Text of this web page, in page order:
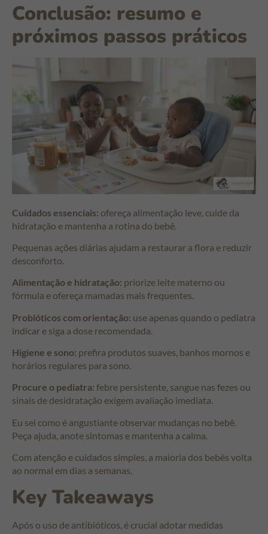
Conclusão: resumo e
próximos passos práticos
Cuidados essenciais: ofereça alimentação leve, cuide da
hidratação e mantenha a rotina do bebê.
Pequenas ações diárias ajudam a restaurar a flora e reduzir
desconforto.
Alimentação e hidratação: priorize leite materno ou
fórmula e ofereça mamadas mais frequentes.
Probióticos com orientação: use apenas quando o pediatra
indicar e siga a dose recomendada.
Higiene e sono: prefira produtos suaves, banhos mornos e
horários regulares para sono.
Procure o pediatra: febre persistente, sangue nas fezes ou
sinais de desidratação exigem avaliação imediata.
Eu sei como é angustiante observar mudanças no bebê.
Peça ajuda, anote sintomas e mantenha a calma.
Com atenção e cuidados simples, a maioria dos bebês volta
ao normal em dias a semanas.
Key Takeaways
Após o uso de antibióticos, é crucial adotar medidas